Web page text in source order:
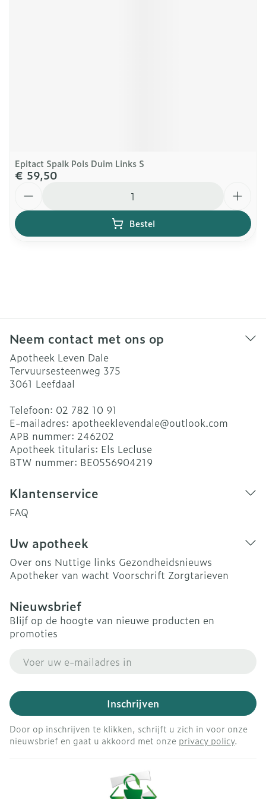
Epitact Spalk Pols Duim Links S
€ 59,50
Bestel
Neem contact met ons op
Apotheek Leven Dale
Tervuursesteenweg 375
3061 Leefdaal
Telefoon: 02 782 10 91
E-mailadres: apotheeklevendale@outlook.com
APB nummer: 246202
Apotheek titularis: Els Lecluse
BTW nummer: BE0556904219
Klantenservice
FAQ
Uw apotheek
Over ons Nuttige links Gezondheidsnieuws
Apotheker van wacht Voorschrift Zorgtarieven
Nieuwsbrief
Blijf op de hoogte van nieuwe producten en
promoties
Inschrijven
Door op inschrijven te klikken, schrijft u zich in voor onze
nieuwsbrief en gaat u akkoord met onze privacy policy.